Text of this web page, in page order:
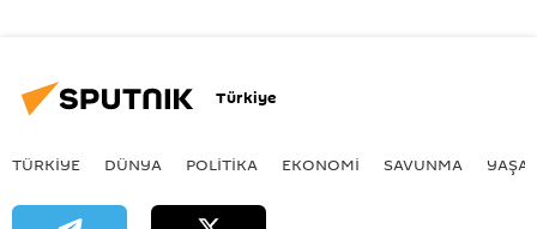
Türkiye
TÜRKIYE DÜNYA POLİTİKA EKONOMİ SAVUNMA